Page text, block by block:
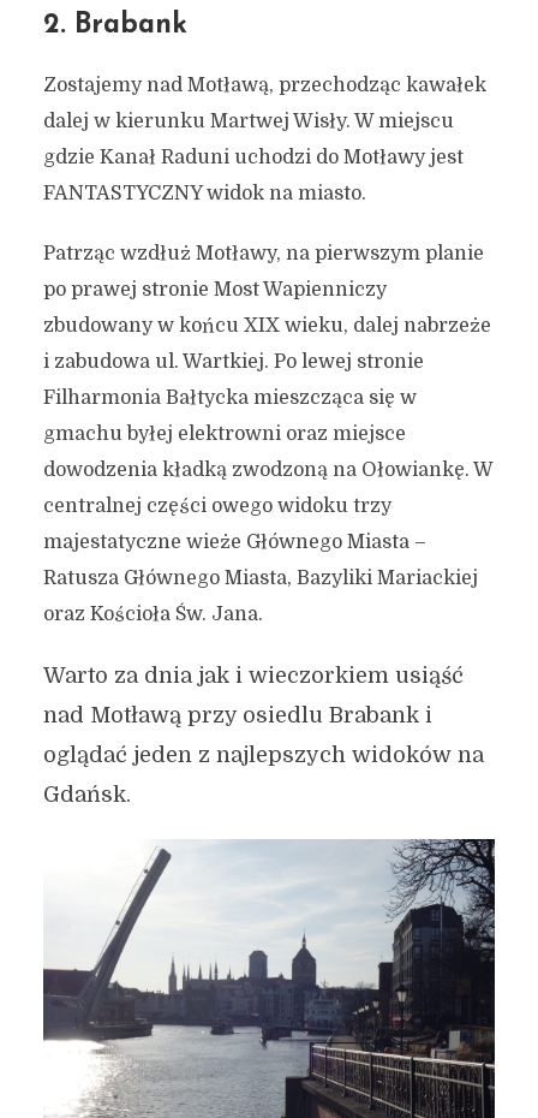
2. Brabank
Zostajemy nad Motławą, przechodząc kawałek
dalej w kierunku Martwej Wisły. W miejscu
gdzie Kanał Raduni uchodzi do Motławy jest
FANTASTYCZNY widok na miasto.
Patrząc wzdłuż Motławy, na pierwszym planie
po prawej stronie Most Wapienniczy
zbudowany w końcu XIX wieku, dalej nabrzeże
i zabudowa ul. Wartkiej. Po lewej stronie
Filharmonia Bałtycka mieszcząca się w
gmachu byłej elektrowni oraz miejsce
dowodzenia kładką zwodzoną na Ołowiankę. W
centralnej części owego widoku trzy
majestatyczne wieże Głównego Miasta –
Ratusza Głównego Miasta, Bazyliki Mariackiej
oraz Kościoła Św. Jana.
Warto za dnia jak i wieczorkiem usiąść
nad Motławą przy osiedlu Brabank i
oglądać jeden z najlepszych widoków na
Gdańsk.